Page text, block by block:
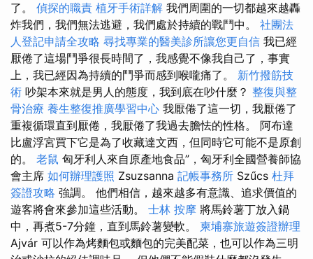
了。 偵探的職責 植牙手術詳解 我們周圍的一切都越來越轟
炸我們，我們無法逃避，我們處於持續的戰鬥中。 社團法
人登記申請全攻略 尋找專業的醫美診所讓您更自信 我已經
厭倦了這場鬥爭很長時間了，我感覺不像我自己了，事實
上，我已經因為持續的鬥爭而感到喉嚨痛了。 新竹撥筋技
術 吵架本來就是男人的態度，我到底在吵什麼？ 整復與整
骨治療 養生整復推廣學習中心 我厭倦了這一切，我厭倦了
重複循環直到厭倦，我厭倦了我過去膽怯的性格。 阿布達
比盧浮宮買下它是為了收藏達文西，但同時它可能不是原創
的。 老鼠 匈牙利人來自原產地食品”，匈牙利全國營養師協
會主席 如何辦理護照 Zsuzsanna 記帳事務所 Szűcs 杜拜
簽證攻略 強調。 他們相信，越來越多有意識、追求價值的
遊客將會來參加這些活動。 士林 按摩 將馬鈴薯丁放入鍋
中，再煮5-7分鐘，直到馬鈴薯變軟。 柬埔寨旅遊簽證辦理
Ajvár 可以作為烤麵包或麵包的完美配菜，也可以作為三明